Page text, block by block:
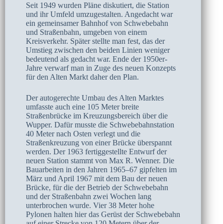
Seit 1949 wurden Pläne diskutiert, die Station
und ihr Umfeld umzugestalten. Angedacht war
ein gemeinsamer Bahnhof von Schwebebahn
und Straßenbahn, umgeben von einem
Kreisverkehr. Später stellte man fest, das der
Umstieg zwischen den beiden Linien weniger
bedeutend als gedacht war. Ende der 1950er-
Jahre verwarf man in Zuge des neuen Konzepts
für den Alten Markt daher den Plan.
Der autogerechte Umbau des Alten Marktes
umfasste auch eine 105 Meter breite
Straßenbrücke im Kreuzungsbereich über die
Wupper. Dafür musste die Schwebebahnstation
40 Meter nach Osten verlegt und die
Straßenkreuzung von einer Brücke überspannt
werden. Der 1963 fertiggestellte Entwurf der
neuen Station stammt von Max R. Wenner. Die
Bauarbeiten in den Jahren 1965–67 gipfelten im
März und April 1967 mit dem Bau der neuen
Brücke, für die der Betrieb der Schwebebahn
und der Straßenbahn zwei Wochen lang
unterbrochen wurde. Vier 38 Meter hohe
Pylonen halten hier das Gerüst der Schwebebahn